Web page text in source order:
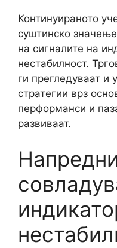
Континуираното
суштинско
на сигналите на
нестабилност.
ги прегледуваат и
стратегии врз
перформанси и
развиваат.